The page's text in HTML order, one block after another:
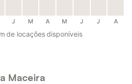
J M A M J J A
de locações disponíveis
Maceira